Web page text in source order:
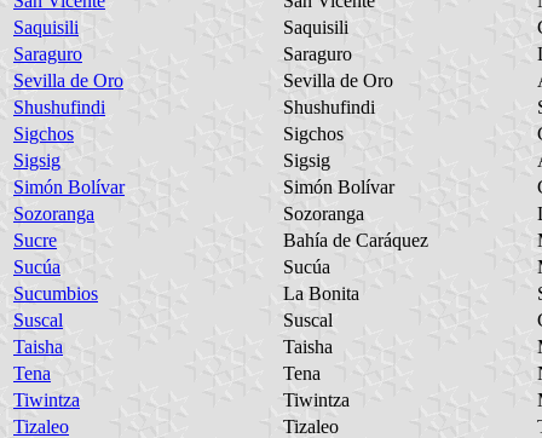
Saquisili
Saquisili
Saraguro
Saraguro
Sevilla de Oro
Sevilla de Oro
Shushufindi
Shushufindi
Sigchos
Sigchos
Sigsig
Sigsig
Simón Bolívar
Simón Bolívar
Sozoranga
Sozoranga
Sucre
Bahía de Caráquez
Sucúa
Sucúa
Sucumbios
La Bonita
Suscal
Suscal
Taisha
Taisha
Tena
Tena
Tiwintza
Tiwintza
Tizaleo
Tizaleo